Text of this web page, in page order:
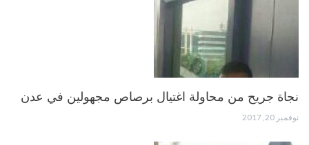
نجاة جريح من محاولة اغتيال برصاص مجهولين في عدن
نوفمبر 20, 2017